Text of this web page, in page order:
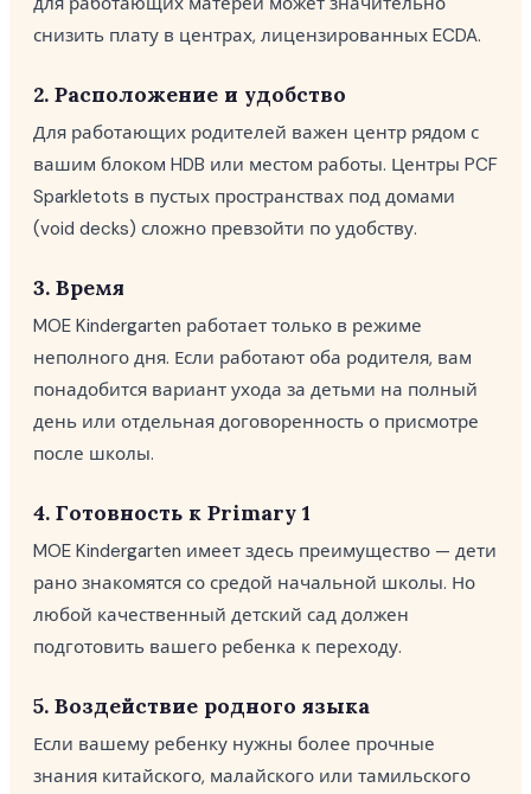
снизить плату в центрах, лицензированных ECDA.
2. Расположение и удобство
Для работающих родителей важен центр рядом с
вашим блоком HDB или местом работы. Центры PCF
Sparkletots в пустых пространствах под домами
(void decks) сложно превзойти по удобству.
3. Время
MOE Kindergarten работает только в режиме
неполного дня. Если работают оба родителя, вам
понадобится вариант ухода за детьми на полный
день или отдельная договоренность о присмотре
после школы.
4. Готовность к Primary 1
MOE Kindergarten имеет здесь преимущество — дети
рано знакомятся со средой начальной школы. Но
любой качественный детский сад должен
подготовить вашего ребенка к переходу.
5. Воздействие родного языка
Если вашему ребенку нужны более прочные
знания китайского, малайского или тамильского